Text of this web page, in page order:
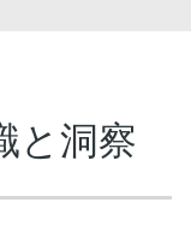
と洞察